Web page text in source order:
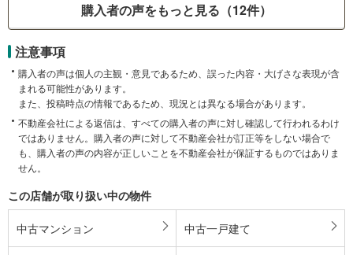
購入者の声をもっと見る（12件）
注意事項
購入者の声は個人の主観・意見であるため、誤った内容・大げさな表現が含
まれる可能性があります。
また、投稿時点の情報であるため、現況とは異なる場合があります。
不動産会社による返信は、すべての購入者の声に対し確認して行われるわけ
ではありません。購入者の声に対して不動産会社が訂正等をしない場合で
も、購入者の声の内容が正しいことを不動産会社が保証するものではありま
せん。
この店舗が取り扱い中の物件
中古マンション 中古一戸建て